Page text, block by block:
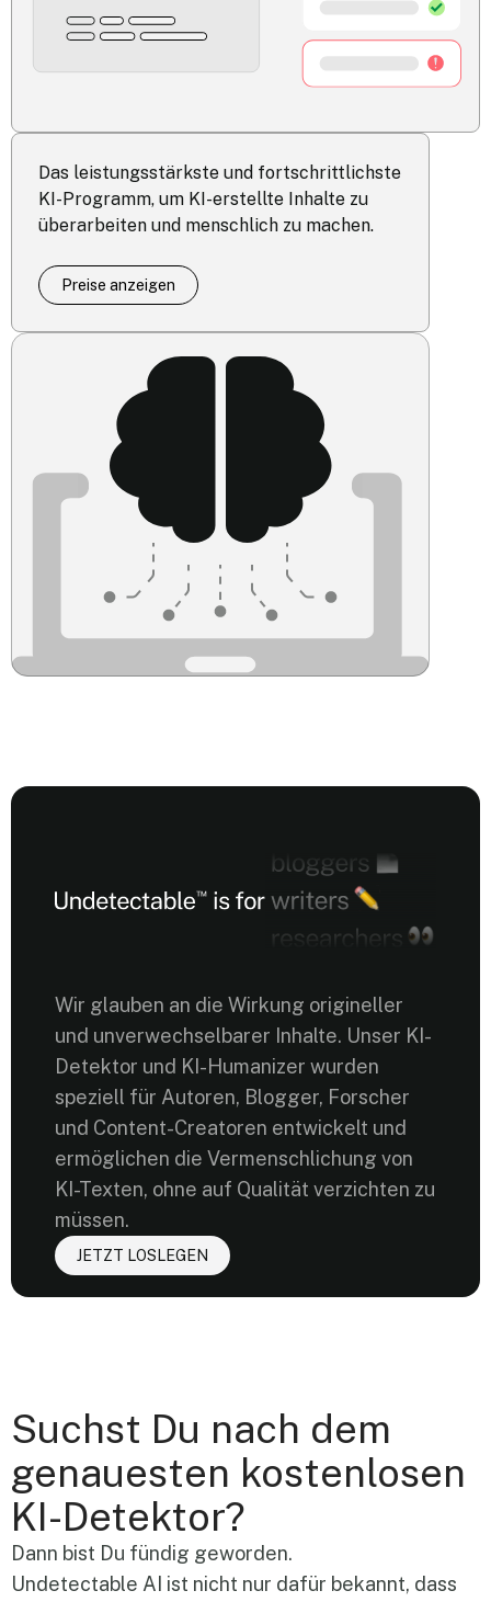
Das leistungsstärkste und fortschrittlichste
KI-Programm, um KI-erstellte Inhalte zu
überarbeiten und menschlich zu machen.
Preise anzeigen
Wir glauben an die Wirkung origineller
und unverwechselbarer Inhalte. Unser KI-
Detektor und KI-Humanizer wurden
speziell für Autoren, Blogger, Forscher
und Content-Creatoren entwickelt und
ermöglichen die Vermenschlichung von
KI-Texten, ohne auf Qualität verzichten zu
müssen.
JETZT LOSLEGEN
Suchst Du nach dem
genauesten kostenlosen
KI-Detektor?
Dann bist Du fündig geworden.
Undetectable AI ist nicht nur dafür bekannt, dass